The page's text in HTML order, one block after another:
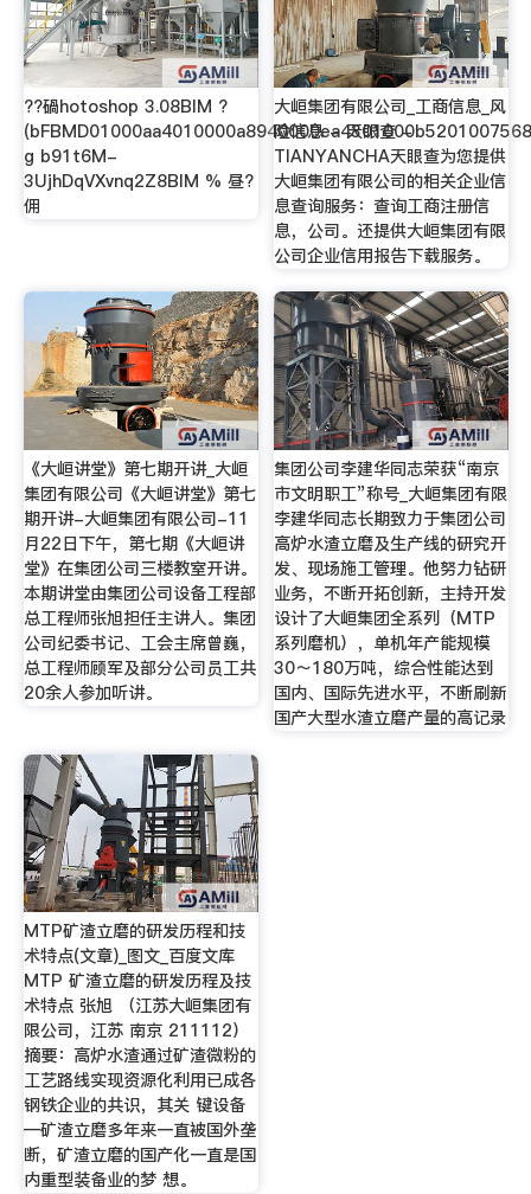
??碢hotoshop 3.08BIM ?
g b91t6M-
3UjhDqVXvnq2Z8BIM % 昼?
佣
大峘集团有限公司_工商信息_风
险信息 - 天眼查 -
TIANYANCHA天眼查为您提供
大峘集团有限公司的相关企业信
息查询服务：查询工商注册信
息，公司。还提供大峘集团有限
公司企业信用报告下载服务。
《大峘讲堂》第七期开讲_大峘
集团有限公司《大峘讲堂》第七
期开讲-大峘集团有限公司-11
月22日下午，第七期《大峘讲
堂》在集团公司三楼教室开讲。
本期讲堂由集团公司设备工程部
总工程师张旭担任主讲人。集团
公司纪委书记、工会主席曾巍，
总工程师顾军及部分公司员工共
20余人参加听讲。
集团公司李建华同志荣获“南京
市文明职工”称号_大峘集团有限
李建华同志长期致力于集团公司
高炉水渣立磨及生产线的研究开
发、现场施工管理。他努力钻研
业务，不断开拓创新，主持开发
设计了大峘集团全系列（MTP
系列磨机），单机年产能规模
30～180万吨，综合性能达到
国内、国际先进水平，不断刷新
国产大型水渣立磨产量的高记录
MTP矿渣立磨的研发历程和技
术特点(文章)_图文_百度文库
MTP 矿渣立磨的研发历程及技
术特点 张旭 （江苏大峘集团有
限公司，江苏 南京 211112）
摘要：高炉水渣通过矿渣微粉的
工艺路线实现资源化利用已成各
钢铁企业的共识，其关 键设备
—矿渣立磨多年来一直被国外垄
断，矿渣立磨的国产化一直是国
内重型装备业的梦 想。